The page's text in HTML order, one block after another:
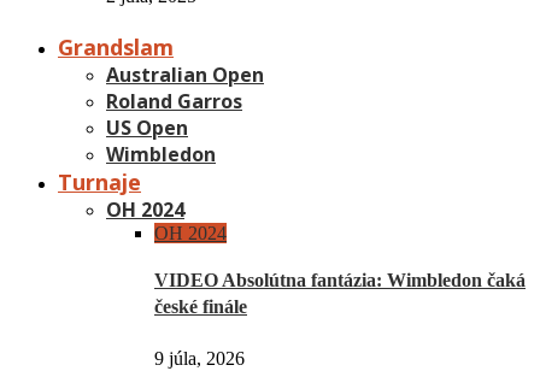
Grandslam
Australian Open
Roland Garros
US Open
Wimbledon
Turnaje
OH 2024
OH 2024
VIDEO Absolútna fantázia: Wimbledon čaká
české finále
9 júla, 2026